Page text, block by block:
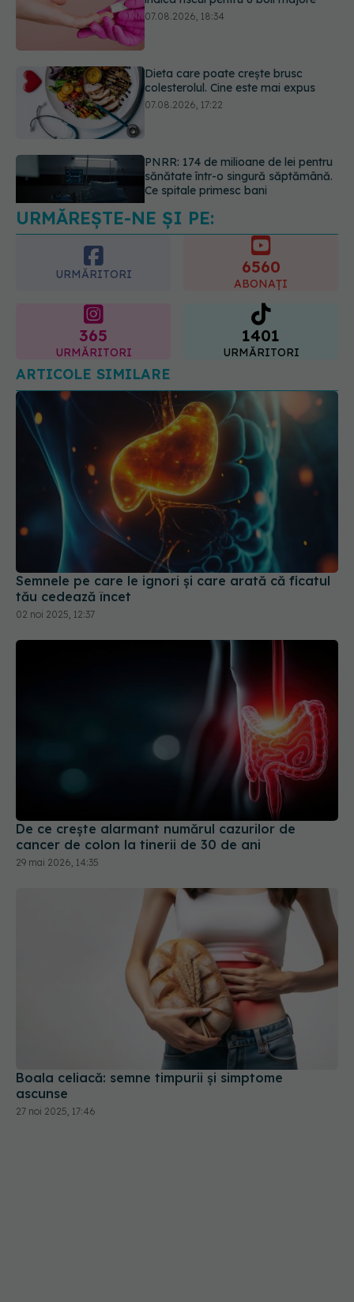
Dieta care poate crește brusc
colesterolul. Cine este mai expus
PNRR: 174 de milioane de lei pentru
sănătate într-o singură săptămână.
Ce spune culoarea ta preferată
despre vârsta pe care o ai. Care
este "codul cromatic" al generațiilor
07.08.2026, 21:29
URMĂREȘTE-NE ȘI PE:
URMĂRITORI
ABONAȚI
URMĂRITORI
1401
URMĂRITORI
ARTICOLE SIMILARE
Semnele pe care le ignori și care arată că ficatul
tău cedează încet
02 noi 2025, 12:37
De ce crește alarmant numărul cazurilor de
cancer de colon la tinerii de 30 de ani
29 mai 2026, 14:35
Boala celiacă: semne timpurii și simptome
27 noi 2025, 17:46